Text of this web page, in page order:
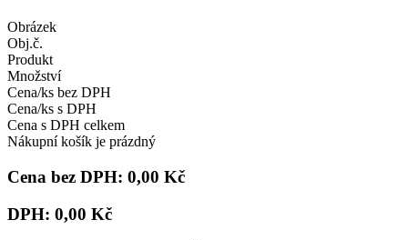
Obrázek
Obj.č.
Produkt
Množství
Cena/ks bez DPH
Cena/ks s DPH
Cena s DPH celkem
Nákupní košík je prázdný
Cena bez DPH: 0,00 Kč
DPH: 0,00 Kč